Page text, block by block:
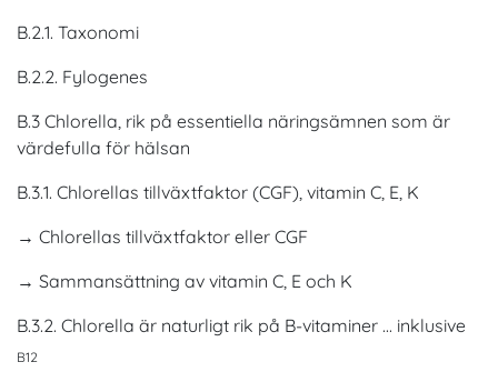
B.2.1. Taxonomi
B.2.2. Fylogenes
B.3 Chlorella, rik på essentiella näringsämnen som är
värdefulla för hälsan
B.3.1. Chlorellas tillväxtfaktor (CGF), vitamin C, E, K
→ Chlorellas tillväxtfaktor eller CGF
→ Sammansättning av vitamin C, E och K
B.3.2. Chlorella är naturligt rik på B-vitaminer ... inklusive
B12